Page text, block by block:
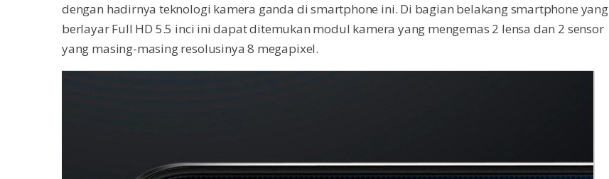
dengan hadirnya teknologi kamera ganda di smartphone ini. Di bagian belakang smartphone yang
berlayar Full HD 5.5 inci ini dapat ditemukan modul kamera yang mengemas 2 lensa dan 2 sensor
yang masing-masing resolusinya 8 megapixel.